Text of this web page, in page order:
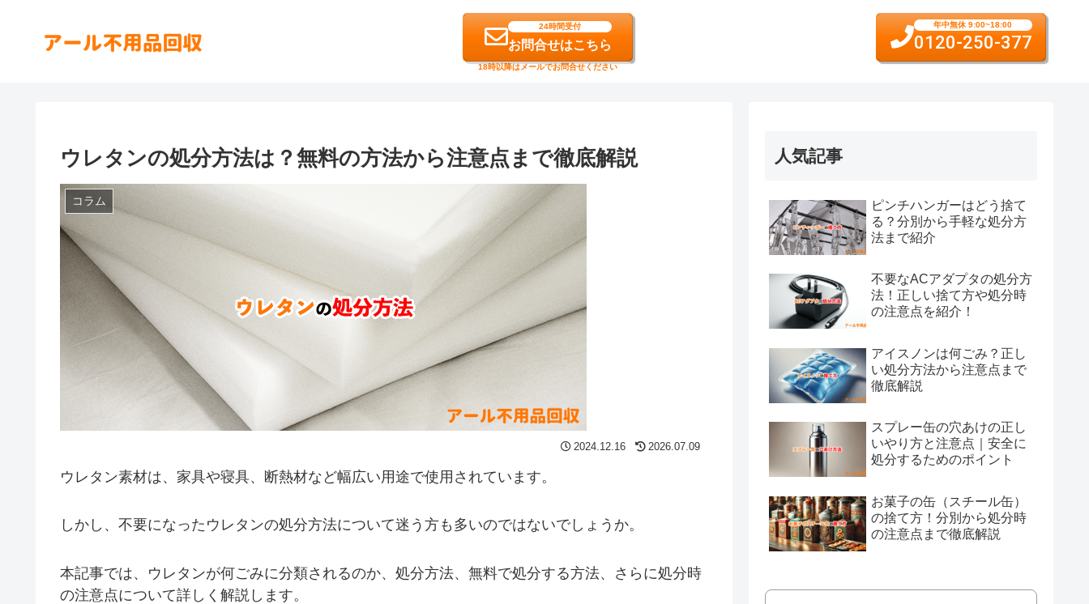
24時間受付
お問合せはこちら
18時以降はメールでお問合せください
年中無休 9:00~18:00
0120-250-377
ウレタンの処分方法は？無料の方法から注意点まで徹底解説
コラム
2024.12.16 2026.07.09
ウレタン素材は、家具や寝具、断熱材など幅広い用途で使用されています。
しかし、不要になったウレタンの処分方法について迷う方も多いのではないでしょうか。
本記事では、ウレタンが何ごみに分類されるのか、処分方法、無料で処分する方法、さらに処分時
の注意点について詳しく解説します。
人気記事
ピンチハンガーはどう捨て
る？分別から手軽な処分方
法まで紹介
不要なACアダプタの処分方
法！正しい捨て方や処分時
の注意点を紹介！
アイスノンは何ごみ？正し
い処分方法から注意点まで
徹底解説
スプレー缶の穴あけの正し
いやり方と注意点｜安全に
処分するためのポイント
お菓子の缶（スチール缶）
の捨て方！分別から処分時
の注意点まで徹底解説